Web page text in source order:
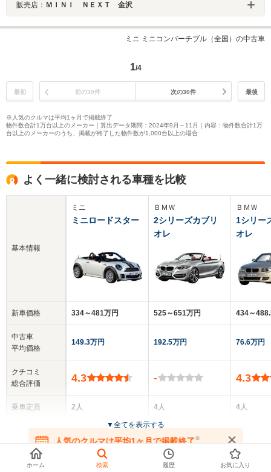
販売店： ＭＩＮＩ ＮＥＸＴ 金沢
ミニ ミニコンバーチブル（全国）の中古車
1/4
最初 前の30件 次の30件 最後
※人気のクルマは平均1ヶ月で掲載終了
物件数合計1万台以上のメーカー｜算出データ期間：2024年9月～11月｜内容：物件数合計1万
台以上のメーカーのうち、掲載が終了した物件数が1,000台以上の場合
よく一緒に検討される車種を比較
基本情報
新車価格
中古車
平均価格
クチコミ
総合評価
乗車定員
ドア数
ミニ
ミニロードスター
334～481万円
149.3万円
4.3
2人
2ドア
全高
1.39m
ＢＭＷ
2シリーズカブリ
オレ
525～651万円
192.5万円
-
4人
2ドア
全高
ＢＭＷ
1シリー
オレ
434～
76.6万円
4.3
4人
2ドア
▼全てを表示する
お探しの車種でリースできるクルマ
人気のクルマは平均1ヶ月で掲載終了※
在庫が無くなる前にお問い合わせください
ホーム 検索 履歴 お気に入り